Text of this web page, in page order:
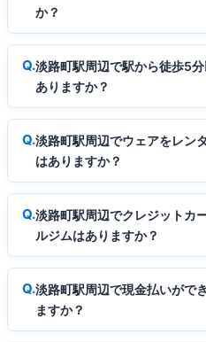
か？
淡路町駅周辺で駅から徒歩5
ありますか？
淡路町駅周辺でウェアをレン
はありますか？
淡路町駅周辺でクレジットカ
ルジムはありますか？
淡路町駅周辺で現金払いがで
ますか？